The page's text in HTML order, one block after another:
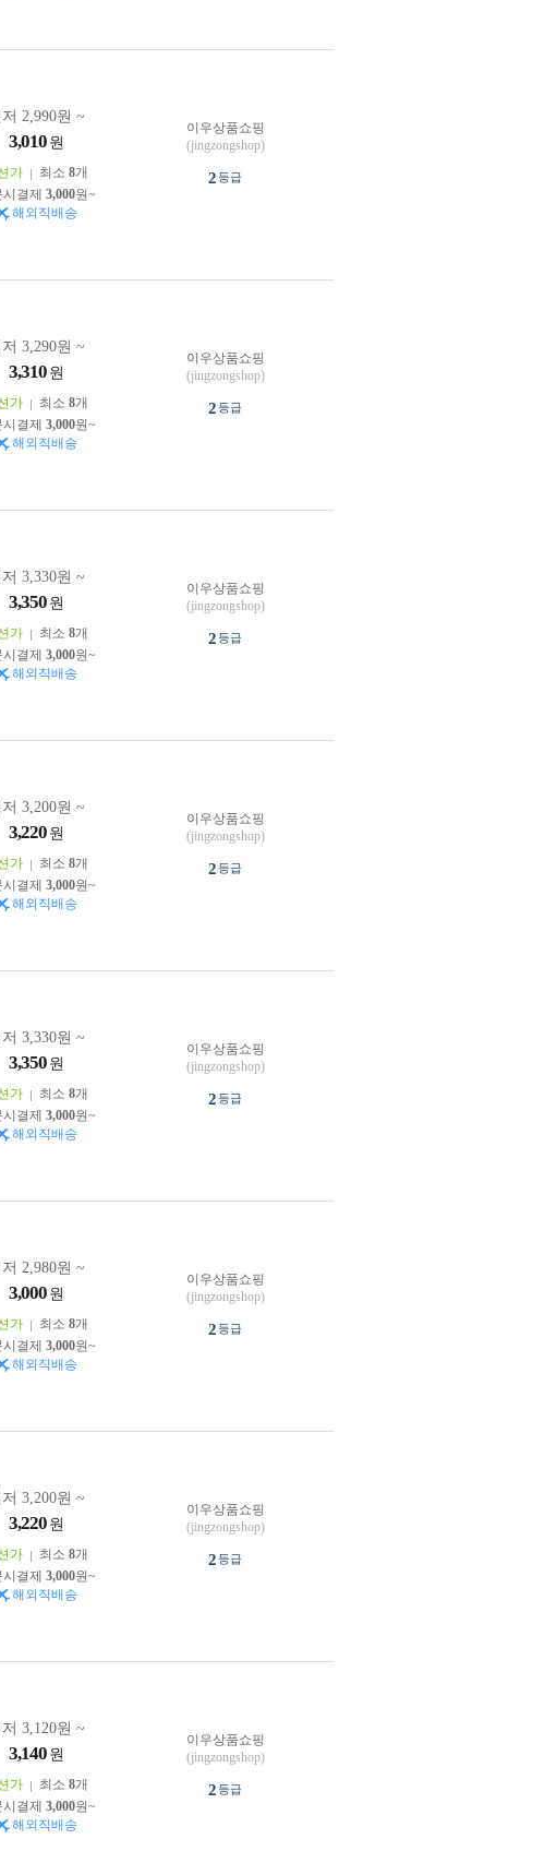
2,990원 ~
3,010 원
가 최소 8개
결제 3,000원~
해외직배송
이우상품쇼핑
(jingzongshop)
2등급
3,290원 ~
3,310 원
가 최소 8개
결제 3,000원~
해외직배송
이우상품쇼핑
(jingzongshop)
2등급
3,330원 ~
3,350 원
가 최소 8개
결제 3,000원~
해외직배송
이우상품쇼핑
(jingzongshop)
2등급
3,200원 ~
3,220 원
가 최소 8개
결제 3,000원~
해외직배송
이우상품쇼핑
(jingzongshop)
2등급
3,330원 ~
3,350 원
가 최소 8개
결제 3,000원~
해외직배송
이우상품쇼핑
(jingzongshop)
2등급
2,980원 ~
3,000 원
가 최소 8개
결제 3,000원~
해외직배송
이우상품쇼핑
(jingzongshop)
2등급
3,200원 ~
3,220 원
가 최소 8개
결제 3,000원~
해외직배송
이우상품쇼핑
(jingzongshop)
2등급
3,120원 ~
3,140 원
가 최소 8개
결제 3,000원~
해외직배송
이우상품쇼핑
(jingzongshop)
2등급